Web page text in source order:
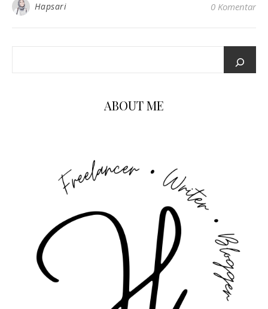
Hapsari 0 Komentar
ABOUT ME